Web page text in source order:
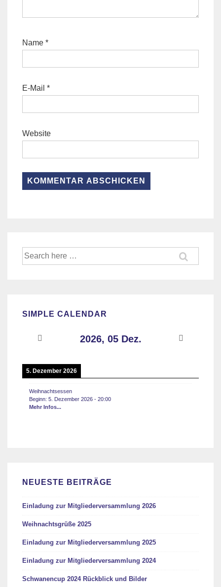
Name *
E-Mail *
Website
Suche
SIMPLE CALENDAR
2026, 05 Dez.
5. Dezember 2026
Weihnachtsessen
Beginn: 5. Dezember 2026 - 20:00
Mehr Infos...
NEUESTE BEITRÄGE
Einladung zur Mitgliederversammlung 2026
Weihnachtsgrüße 2025
Einladung zur Mitgliederversammlung 2025
Einladung zur Mitgliederversammlung 2024
Schwanencup 2024 Rückblick und Bilder